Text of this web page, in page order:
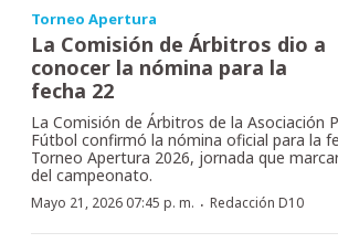
Torneo Apertura
La Comisión de Árbitros dio a
conocer la nómina para la
fecha 22
La Comisión de Árbitros de la Asociación
Fútbol confirmó la nómina oficial para la
Torneo Apertura 2026, jornada que
del campeonato.
Mayo 21, 2026 07:45 p. m. · Redacción D10